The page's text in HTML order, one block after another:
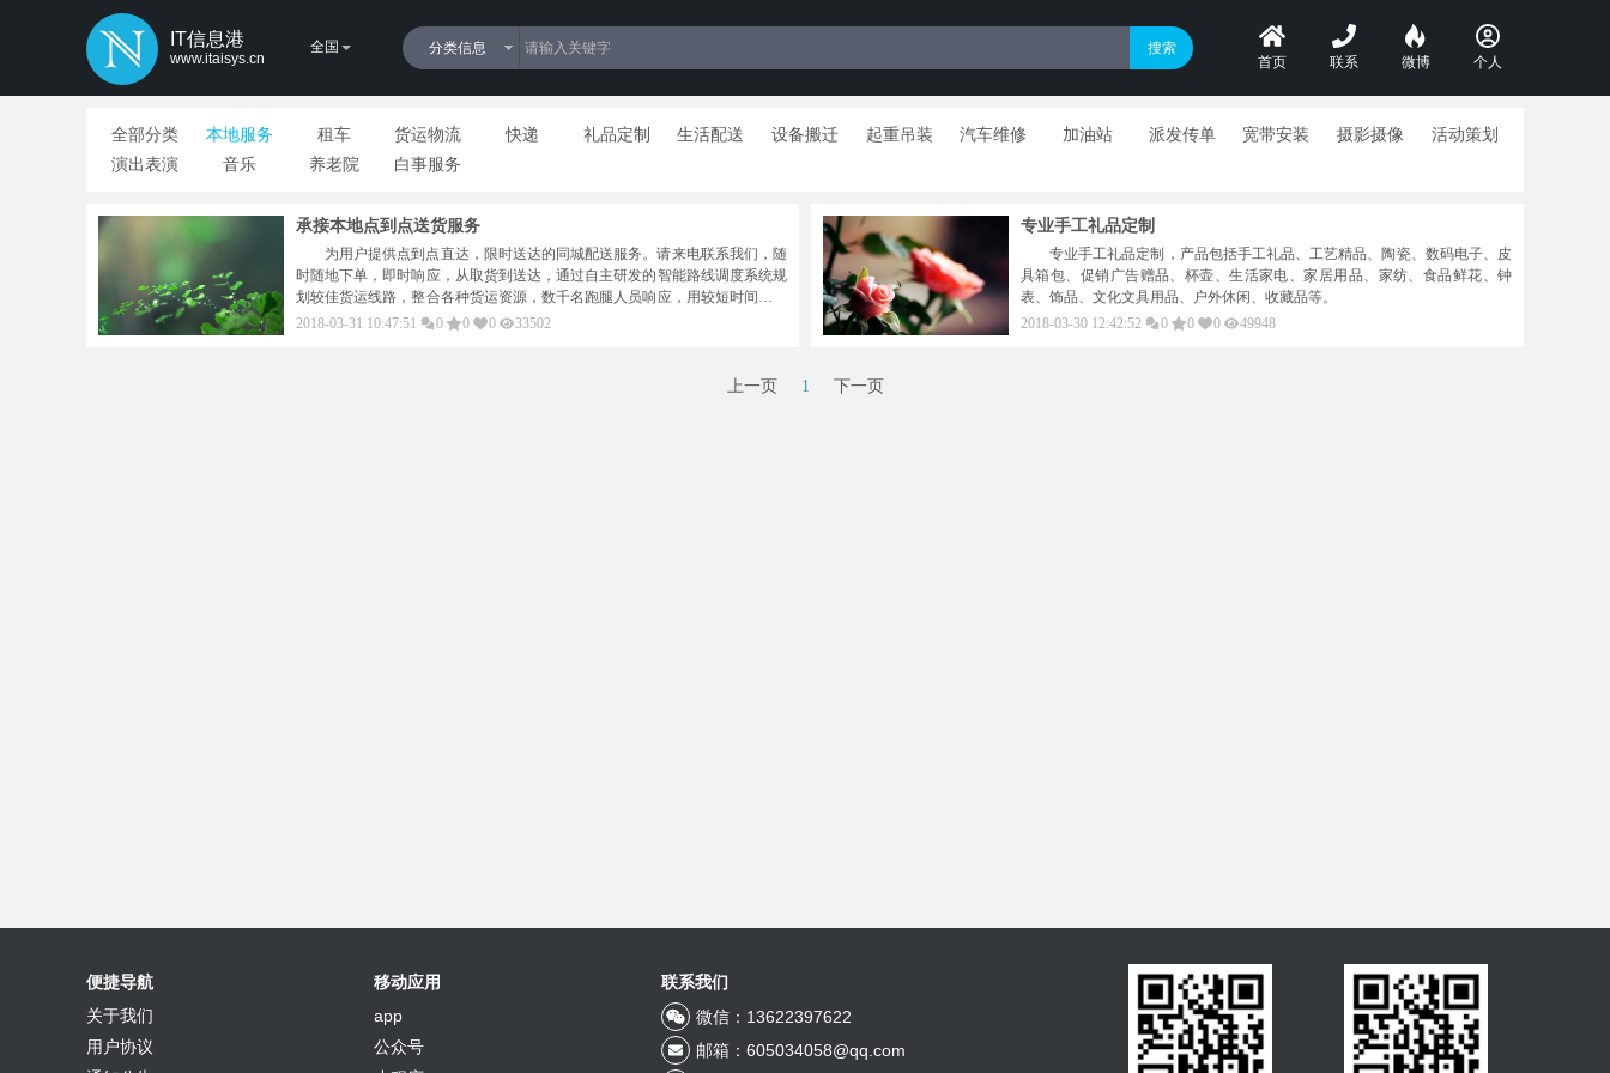
IT信息港
www.itaisys.cn
全国
分类信息
首页
联系 微博 个人
全部分类 本地服务 租车 货运物流 快递 礼品定制 生活配送 设备搬迁 起重吊装 汽车维修 加油站 派发传单 宽带安装 摄影摄像
活动策划
演出表演
音乐 养老院 白事服务
承接本地点到点送货服务
为用户提供点到点直达，限时送达的同城配送服务。请来电联系我们，随
时随地下单，即时响应，从取货到送达，通过自主研发的智能路线调度系统规
划较佳货运线路，整合各种货运资源，数千名跑腿人员响应，用较短时间完成
送达全城任务，将货物安全快速的送到收货人手中，同时避免传统快递服务的
2018-03-31 10:47:51 0 0 0 33502
专业手工礼品定制
专业手工礼品定制，产品包括手工礼品、工艺精品、陶瓷、数码电子、皮
具箱包、促销广告赠品、杯壶、生活家电、家居用品、家纺、食品鲜花、钟
表、饰品、文化文具用品、户外休闲、收藏品等。
2018-03-30 12:42:52
0 0 0 49948
上一页 1 下一页
便捷导航
关于我们
用户协议
移动应用
app
公众号
联系我们
微信：13622397622
邮箱：605034058@qq.com